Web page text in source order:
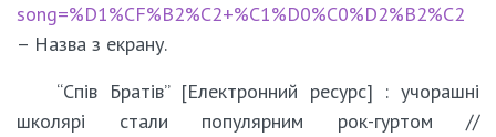
song=%D1%CF%B2%C2+%C1%D0%C0%D2%B2%C2
– Назва з екрану.
“Спів Братів” [Електронний ресурс] : учорашні
школярі стали популярним рок-гуртом //